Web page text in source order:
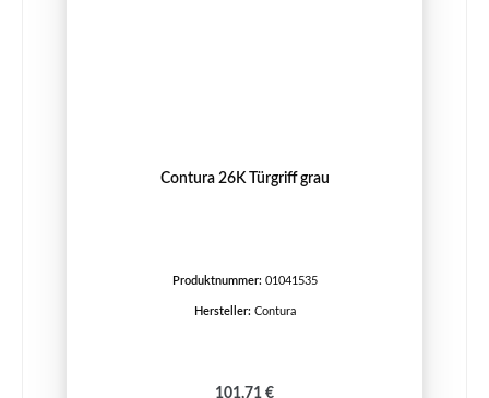
Contura 26K Türgriff grau
Produktnummer: 01041535
Hersteller: Contura
Regulärer Preis:
101,71 €